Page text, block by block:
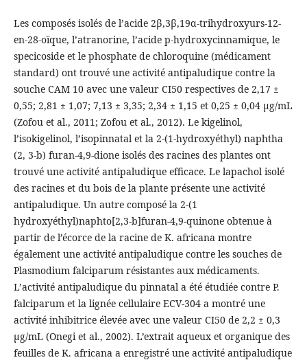
Les composés isolés de l’acide 2β,3β,19α-trihydroxyurs-12-
en-28-oïque, l’atranorine, l’acide p-hydroxycinnamique, le
specicoside et le phosphate de chloroquine (médicament
standard) ont trouvé une activité antipaludique contre la
souche CAM 10 avec une valeur CI50 respectives de 2,17 ±
0,55; 2,81 ± 1,07; 7,13 ± 3,35; 2,34 ± 1,15 et 0,25 ± 0,04 µg/mL
(Zofou et al., 2011; Zofou et al., 2012). Le kigelinol,
l’isokigelinol, l’isopinnatal et la 2-(1-hydroxyéthyl) naphtha
(2, 3-b) furan-4,9-dione isolés des racines des plantes ont
trouvé une activité antipaludique efficace. Le lapachol isolé
des racines et du bois de la plante présente une activité
antipaludique. Un autre composé la 2-(1
hydroxyéthyl)naphto[2,3-b]furan-4,9-quinone obtenue à
partir de l’écorce de la racine de K. africana montre
également une activité antipaludique contre les souches de
Plasmodium falciparum résistantes aux médicaments.
L’activité antipaludique du pinnatal a été étudiée contre P.
falciparum et la lignée cellulaire ECV-304 a montré une
activité inhibitrice élevée avec une valeur CI50 de 2,2 ± 0,3
µg/mL (Onegi et al., 2002). L’extrait aqueux et organique des
feuilles de K. africana a enregistré une activité antipaludique